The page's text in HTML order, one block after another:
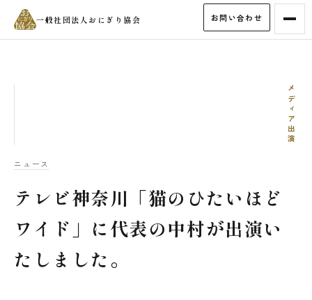
一般社団法人おにぎり協会 お問い合わせ
メディア出演
ニュース
テレビ神奈川「猫のひたいほど
ワイド」に代表の中村が出演い
たしました。